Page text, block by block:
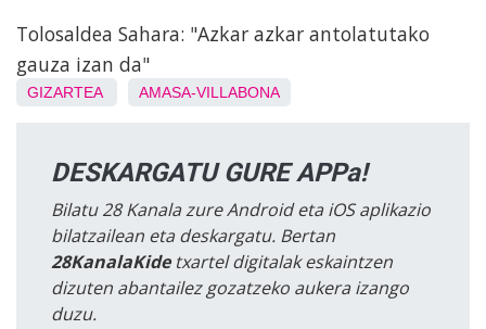
Tolosaldea Sahara: "Azkar azkar antolatutako
gauza izan da"
GIZARTEA AMASA-VILLABONA
DESKARGATU GURE APPa!
Bilatu 28 Kanala zure Android eta iOS aplikazio
bilatzailean eta deskargatu. Bertan
28KanalaKidetxartel digitalak eskaintzen
dizuten abantailez gozatzeko aukera izango
duzu.